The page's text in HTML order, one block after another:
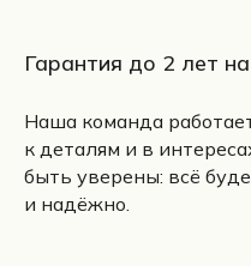
Гарантия до 2 лет
Наша команда
к деталям и в
быть уверены: всё
и надёжно.